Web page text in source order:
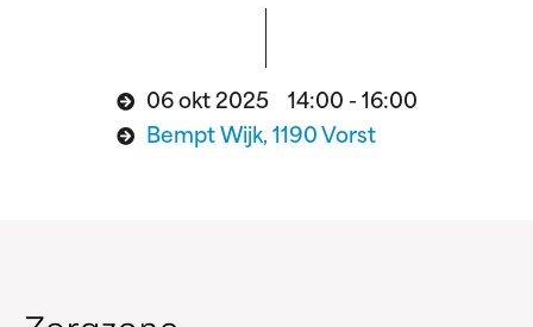
06 okt 2025 14:00 - 16:00
Bempt Wijk, 1190 Vorst